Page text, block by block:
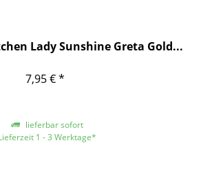
Lady Sunshine Greta Gold...
7,95 € *
lieferbar sofort
1 - 3 Werktage*